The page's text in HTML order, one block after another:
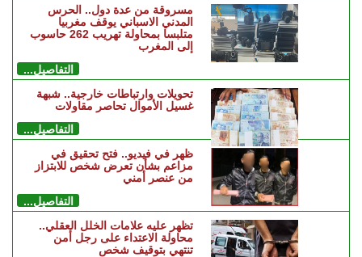
مسروقة من عدة دول.. الحرس
المدني الاسباني يوقف مغربيا
متلبسا بمحاولة تهريب 262 حاسوب
إلى المغرب
التفاصيل...
تحويلات وارتباطات خارجية.. شبهة
غسيل الأموال تحاصر مقاولات
التفاصيل...
ظهر في فيديو.. فتح تحقيق في
مزاعم بشأن تعرض شخص للابتزاز
من عنصر أمني
التفاصيل...
تظهر عليه علامات الخلل العقلي..
محاولة الاعتداء على رجل أمن
تنتهي بتوقيف شخص